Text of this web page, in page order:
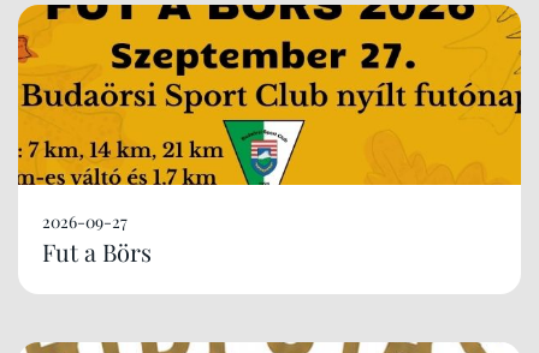
2026-09-27
Fut a Börs